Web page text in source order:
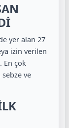
yer alan 27
izin verilen
En çok
ve